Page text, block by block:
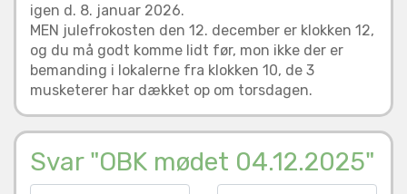
igen d. 8. januar 2026.
MEN julefrokosten den 12. december er klokken 12,
og du må godt komme lidt før, mon ikke der er
bemanding i lokalerne fra klokken 10, de 3
musketerer har dækket op om torsdagen.
Svar "OBK mødet 04.12.2025"